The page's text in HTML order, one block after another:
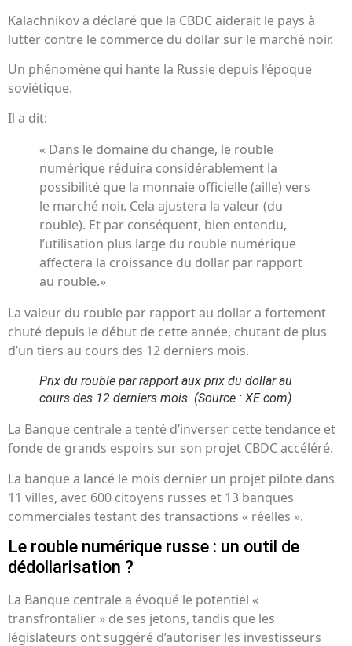
Kalachnikov a déclaré que la CBDC aiderait le pays à
lutter contre le commerce du dollar sur le marché noir.
Un phénomène qui hante la Russie depuis l’époque
soviétique.
Il a dit:
« Dans le domaine du change, le rouble
numérique réduira considérablement la
possibilité que la monnaie officielle (aille) vers
le marché noir. Cela ajustera la valeur (du
rouble). Et par conséquent, bien entendu,
l’utilisation plus large du rouble numérique
affectera la croissance du dollar par rapport
au rouble.»
La valeur du rouble par rapport au dollar a fortement
chuté depuis le début de cette année, chutant de plus
d’un tiers au cours des 12 derniers mois.
Prix ​​du rouble par rapport aux prix du dollar au
cours des 12 derniers mois. (Source : XE.com)
La Banque centrale a tenté d’inverser cette tendance et
fonde de grands espoirs sur son projet CBDC accéléré.
La banque a lancé le mois dernier un projet pilote dans
11 villes, avec 600 citoyens russes et 13 banques
commerciales testant des transactions « réelles ».
Le rouble numérique russe : un outil de
dédollarisation ?
La Banque centrale a évoqué le potentiel «
transfrontalier » de ses jetons, tandis que les
législateurs ont suggéré d’autoriser les investisseurs